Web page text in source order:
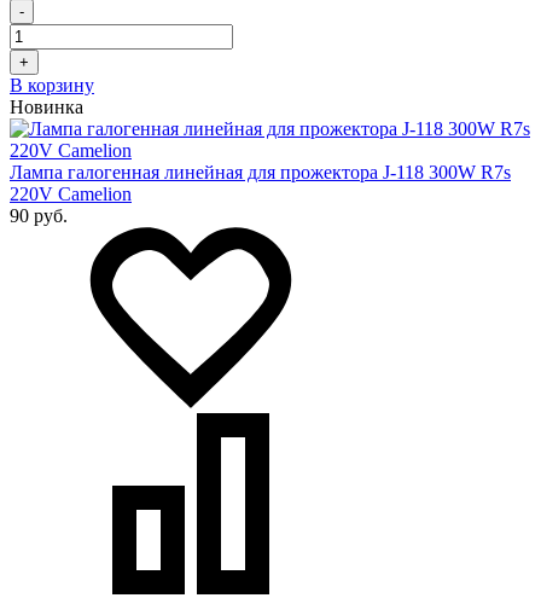
-
+
В корзину
Новинка
Лампа галогенная линейная для прожектора J-118 300W R7s
220V Camelion
90 руб.